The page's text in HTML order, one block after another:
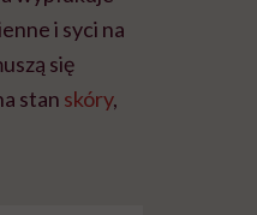
i syci na
się
stan skóry,